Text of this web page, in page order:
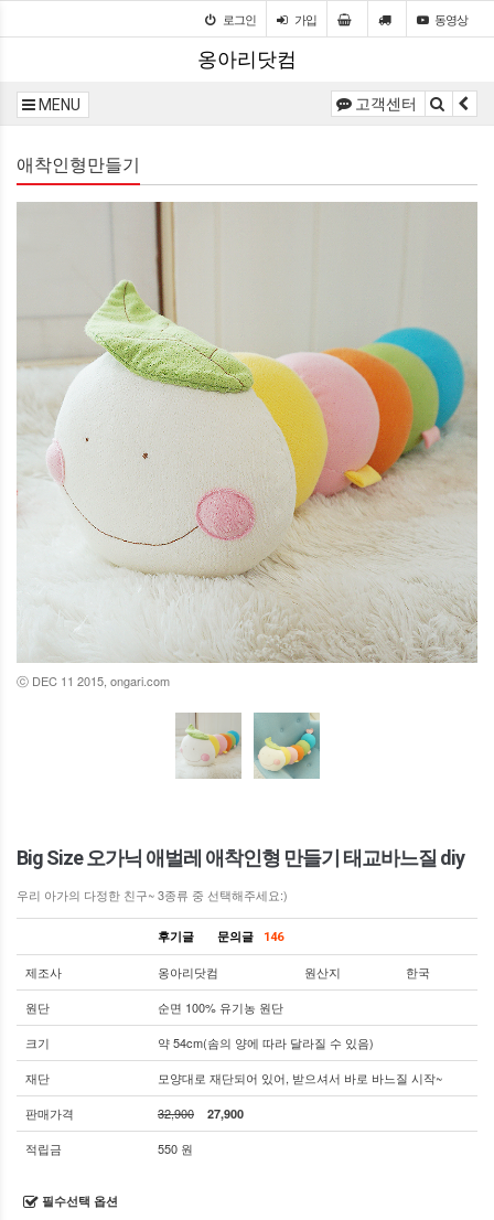
로그인 가입 동영상
옹아리닷컴
MENU 고객센터
애착인형만들기
ⓒ DEC 11 2015, ongari.com
Big Size 오가닉 애벌레 애착인형 만들기 태교바느질 diy
우리 아가의 다정한 친구~ 3종류 중 선택해주세요:)
후기글 문의글 146
제조사 옹아리닷컴 원산지
한국
원단
순면 100% 유기농 원단
크기
약 54cm(솜의 양에 따라 달라질 수 있음)
재단
모양대로 재단되어 있어, 받으셔서 바로 바느질 시작~
판매가격
32,900 27,900
적립금 550 원
필수선택 옵션